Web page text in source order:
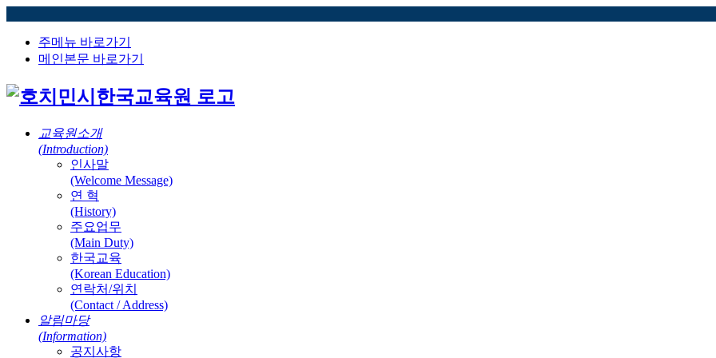
주메뉴 바로가기
메인본문 바로가기
교육원소개
(Introduction)
인사말
(Welcome Message)
연 혁
(History)
주요업무
(Main Duty)
한국교육
(Korean Education)
연락처/위치
(Contact / Address)
알림마당
(Information)
공지사항